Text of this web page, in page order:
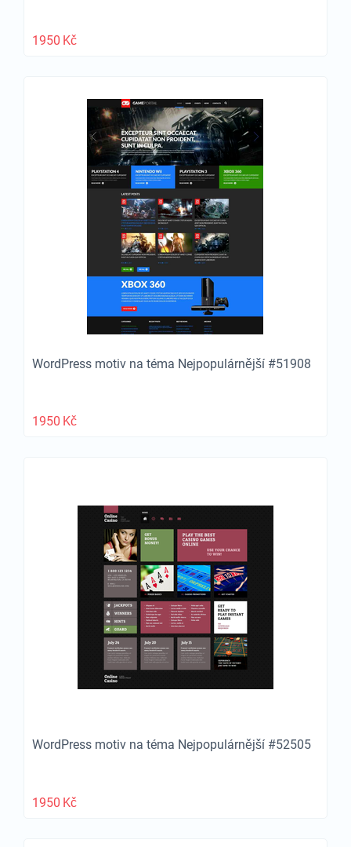
1950 Kč
WordPress motiv na téma Nejpopulárnější #51908
1950 Kč
WordPress motiv na téma Nejpopulárnější #52505
1950 Kč